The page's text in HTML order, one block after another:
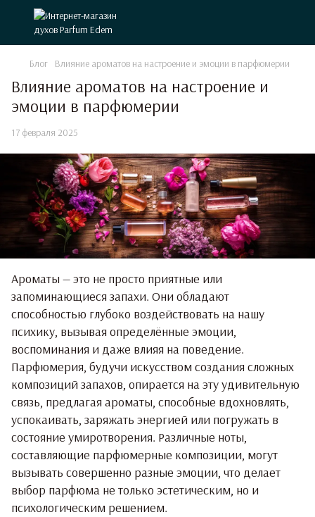
Блог Влияние ароматов на настроение и эмоции в парфюмерии
Влияние ароматов на настроение и
эмоции в парфюмерии
17 февраля 2025
Ароматы — это не просто приятные или
запоминающиеся запахи. Они обладают
способностью глубоко воздействовать на нашу
психику, вызывая определённые эмоции,
воспоминания и даже влияя на поведение.
Парфюмерия, будучи искусством создания сложных
композиций запахов, опирается на эту удивительную
связь, предлагая ароматы, способные вдохновлять,
успокаивать, заряжать энергией или погружать в
состояние умиротворения. Различные ноты,
составляющие парфюмерные композиции, могут
вызывать совершенно разные эмоции, что делает
выбор парфюма не только эстетическим, но и
психологическим решением.